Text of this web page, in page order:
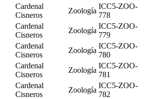
Cardenal
Cisneros
Zoología
ICC5-ZOO-
778
Cardenal
Cisneros
Zoología
ICC5-ZOO-
779
Cardenal
Cisneros
Zoología
ICC5-ZOO-
780
Cardenal
Cisneros
Zoología
ICC5-ZOO-
781
Cardenal
Cisneros
Zoología
ICC5-ZOO-
782